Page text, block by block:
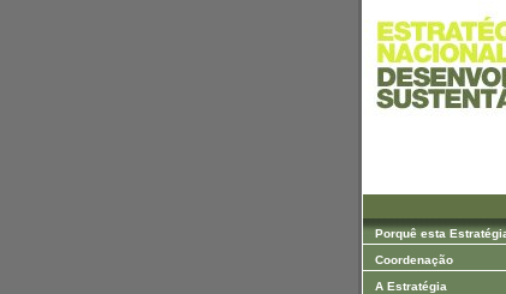
Porquê esta
Coordenação
A Estratégia